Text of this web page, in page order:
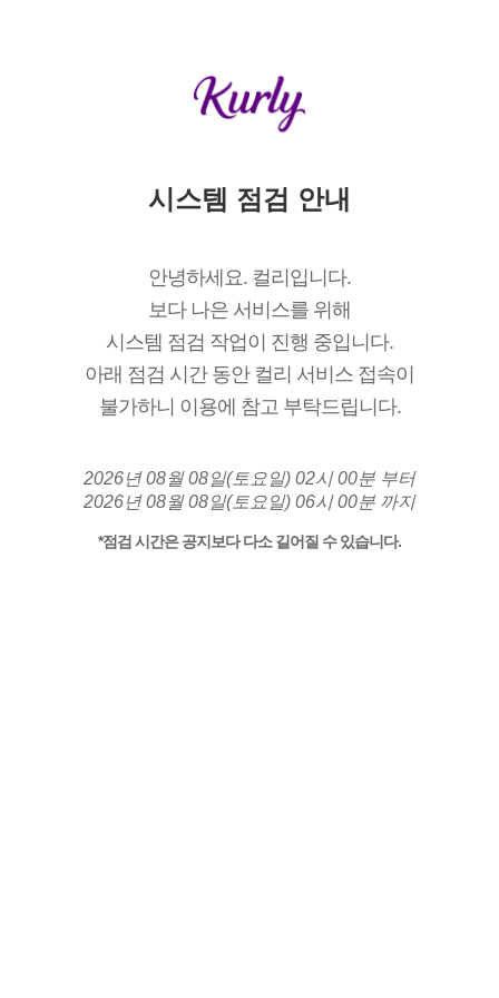
시스템 점검 안내
안녕하세요. 컬리입니다.
보다 나은 서비스를 위해
시스템 점검 작업이 진행 중입니다.
아래 점검 시간 동안 컬리 서비스 접속이
불가하니 이용에 참고 부탁드립니다.
2026년 08월 08일(토요일) 02시 00분 부터
2026년 08월 08일(토요일) 06시 00분 까지
*점검 시간은 공지보다 다소 길어질 수 있습니다.